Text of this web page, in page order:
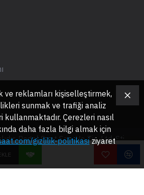
Regal Saat San. Ve Tic. Ltd. Şti.
ve reklamları kişiselleştirmek,
sunmak ve trafiği analiz
kullanmaktadır. Çerezleri nasıl
daha fazla bilgi almak için
gizlilik-politikasiziyaret